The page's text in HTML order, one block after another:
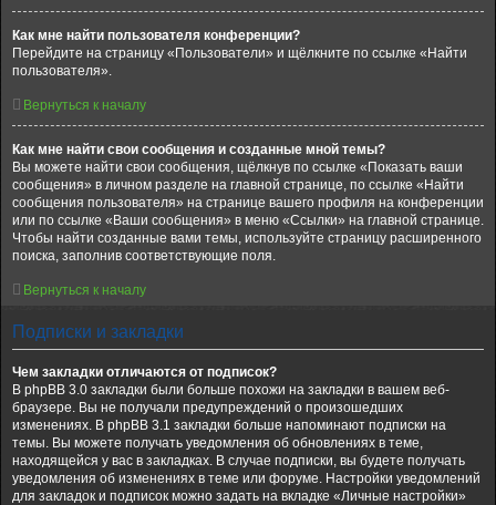
Как мне найти пользователя конференции?
Перейдите на страницу «Пользователи» и щёлкните по ссылке «Найти
пользователя».
Вернуться к началу
Как мне найти свои сообщения и созданные мной темы?
Вы можете найти свои сообщения, щёлкнув по ссылке «Показать ваши
сообщения» в личном разделе на главной странице, по ссылке «Найти
сообщения пользователя» на странице вашего профиля на конференции
или по ссылке «Ваши сообщения» в меню «Ссылки» на главной странице.
Чтобы найти созданные вами темы, используйте страницу расширенного
поиска, заполнив соответствующие поля.
Вернуться к началу
Подписки и закладки
Чем закладки отличаются от подписок?
В phpBB 3.0 закладки были больше похожи на закладки в вашем веб-
браузере. Вы не получали предупреждений о произошедших
изменениях. В phpBB 3.1 закладки больше напоминают подписки на
темы. Вы можете получать уведомления об обновлениях в теме,
находящейся у вас в закладках. В случае подписки, вы будете получать
уведомления об изменениях в теме или форуме. Настройки уведомлений
для закладок и подписок можно задать на вкладке «Личные настройки»